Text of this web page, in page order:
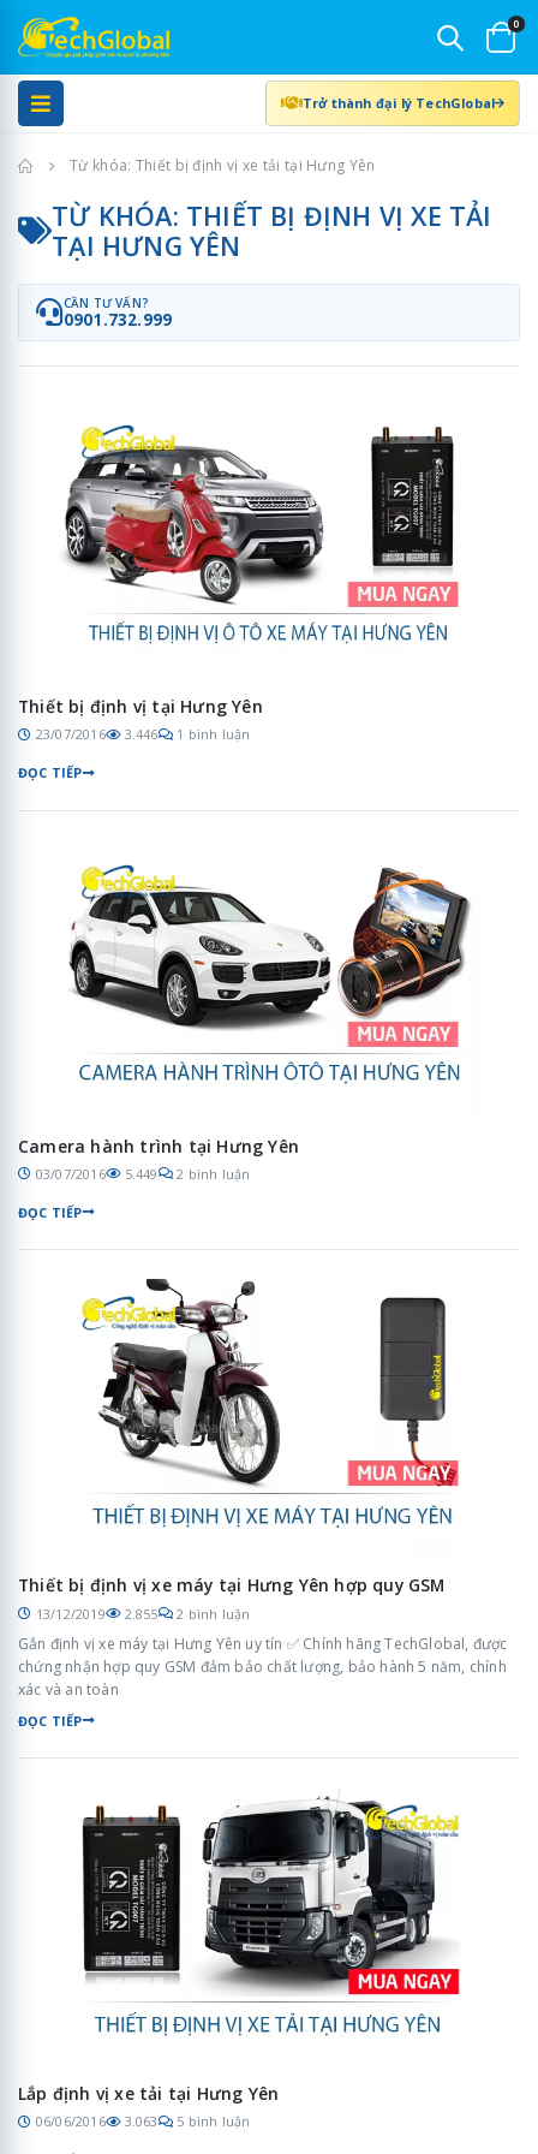
0
Trở thành đại lý TechGlobal
Trang chủTừ khóa: Thiết bị định vị xe tải tại Hưng Yên
TỪ KHÓA: THIẾT BỊ ĐỊNH VỊ XE TẢI
TẠI HƯNG YÊN
CẦN TƯ VẤN?
0901.732.999
Thiết bị định vị tại Hưng Yên
23/07/2016 3.446 1 bình luận
ĐỌC TIẾP
Camera hành trình tại Hưng Yên
03/07/2016 5.449 2 bình luận
ĐỌC TIẾP
Thiết bị định vị xe máy tại Hưng Yên hợp quy GSM
13/12/2019 2.855 2 bình luận
Gắn định vị xe máy tại Hưng Yên uy tín ✅ Chính hãng TechGlobal, được
chứng nhận hợp quy GSM đảm bảo chất lượng, bảo hành 5 năm, chính
xác và an toàn
ĐỌC TIẾP
Lắp định vị xe tải tại Hưng Yên
06/06/2016 3.063 5 bình luận